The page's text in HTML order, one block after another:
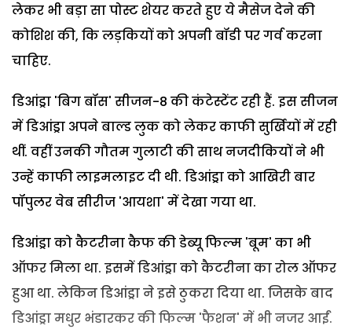
लेकर भी बड़ा सा पोस्ट शेयर करते हुए ये मैसेज देने की
कोशिश की, कि लड़कियों को अपनी बॉडी पर गर्व करना
चाहिए.
डिआंड्रा 'बिग बॉस' सीजन-8 की कंटेस्टेंट रही हैं. इस सीजन
में डिआंड्रा अपने बाल्ड लुक को लेकर काफी सुर्खियों में रही
थीं. वहीं उनकी गौतम गुलाटी की साथ नजदीकियों ने भी
उन्हें काफी लाइमलाइट दी थी. डिआंड्रा को आखिरी बार
पॉपुलर वेब सीरीज 'आयशा' में देखा गया था.
डिआंड्रा को कैटरीना कैफ की डेब्यू फिल्म 'बूम' का भी
ऑफर मिला था. इसमें डिआंड्रा को कैटरीना का रोल ऑफर
हुआ था. लेकिन डिआंड्रा ने इसे ठुकरा दिया था. जिसके बाद
डिआंड्रा मधुर भंडारकर की फिल्म 'फैशन' में भी नजर आईं.